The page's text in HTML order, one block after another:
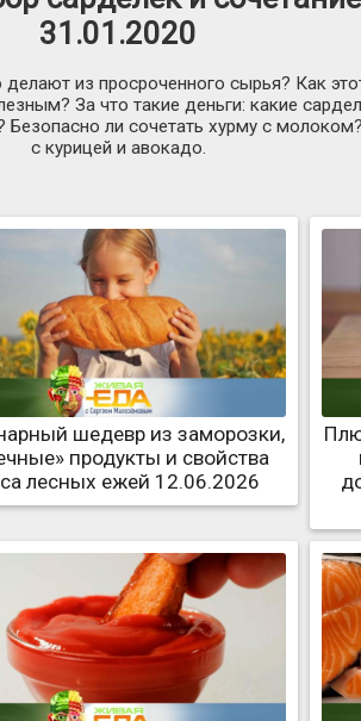
31.01.2020
из просроченного сырья? Как
За что такие деньги: какие
Безопасно ли сочетать хурму с
с курицей и авокадо.
шедевр из заморозки,
продукты и свойства
лесных ежей 12.06.2026